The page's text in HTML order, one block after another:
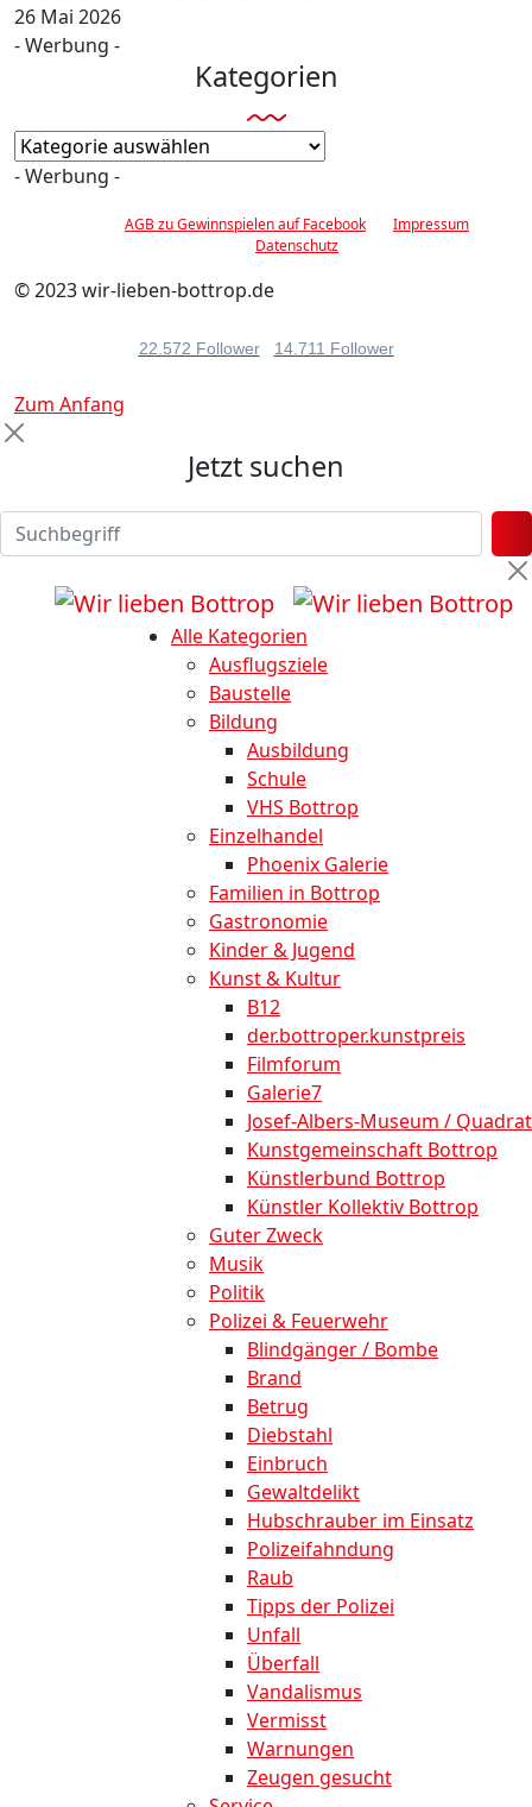
26 Mai 2026
- Werbung -
Kategorien
Kategorien
- Werbung -
AGB zu Gewinnspielen auf Facebook
Impressum
Datenschutz
© 2023 wir-lieben-bottrop.de
22.572 Follower 14.711 Follower
Zum Anfang
Jetzt suchen
Alle Kategorien
Ausflugsziele
Baustelle
Bildung
Ausbildung
Schule
VHS Bottrop
Einzelhandel
Phoenix Galerie
Familien in Bottrop
Gastronomie
Kinder & Jugend
Kunst & Kultur
B12
der.bottroper.kunstpreis
Filmforum
Galerie7
Josef-Albers-Museum / Quadrat
Kunstgemeinschaft Bottrop
Künstlerbund Bottrop
Künstler Kollektiv Bottrop
Guter Zweck
Musik
Politik
Polizei & Feuerwehr
Blindgänger / Bombe
Brand
Betrug
Diebstahl
Einbruch
Gewaltdelikt
Hubschrauber im Einsatz
Polizeifahndung
Raub
Tipps der Polizei
Unfall
Überfall
Vandalismus
Vermisst
Warnungen
Zeugen gesucht